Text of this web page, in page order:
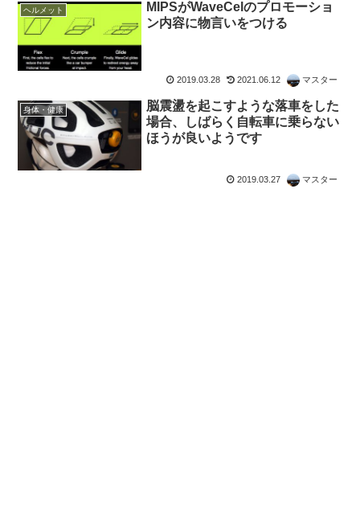
ヘルメット
MIPSがWaveCelのプロモーショ
ン内容に物言いをつける
2019.03.28 2021.06.12 マスター
身体・健康
脳震盪を起こすような落車をした
場合、しばらく自転車に乗らない
ほうが良いようです
2019.03.27 マスター